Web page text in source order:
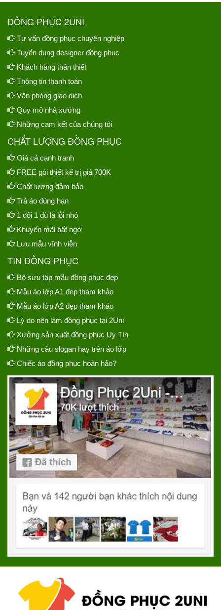
ĐỒNG PHỤC 2UNI
Tư vấn đồng phục chuyên nghiệp
Tuyển dụng designer đồng phục
Khách hàng thân thiết
Thông tin thanh toán
Văn phòng giao dịch
Quy mô nhà xưởng
Những cam kết của chúng tôi
CHẤT LƯỢNG ĐỒNG PHỤC
Giá cả cạnh tranh
FREE gói thiết kế trị giá 700K
Chất lượng đảm bảo
Trả áo đúng hạn
1 đổi 1 dù là lỗi nhỏ
Khuyến mãi bất ngờ
Lưu mẫu vĩnh viễn
TIN ĐỒNG PHỤC
Bộ sưu tập mẫu đồng phục đẹp
Mẫu áo lớp A1 đẹp tham khảo
Mẫu áo lớp A2 đẹp tham khảo
Lý do nên làm đồng phục tại 2Uni
Xưởng sản xuất đồng phục Uy Tín
Những câu slogan hay trên áo lớp
Chiếc áo đồng phục hoàn hảo?